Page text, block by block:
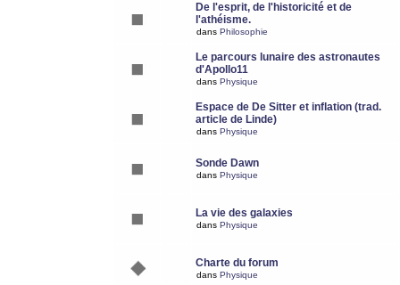
De l'esprit, de l'historicité et de
l'athéisme.
dans Philosophie
Le parcours lunaire des astronautes
d'Apollo11
dans Physique
Espace de De Sitter et inflation (trad.
article de Linde)
dans Physique
Sonde Dawn
dans Physique
La vie des galaxies
dans Physique
Charte du forum
dans Physique